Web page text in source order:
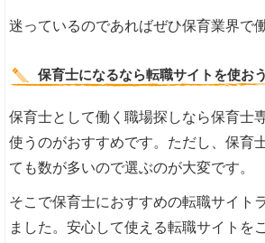
迷っているのであればぜひ保育業界で
保育士になるなら転職サイトを使お
保育士として働く職場探しなら保育士
使うのがおすすめです。ただし、保育
ても数が多いので選ぶのが大変です。
そこで保育士におすすめの転職サイト
ました。安心して使える転職サイトを